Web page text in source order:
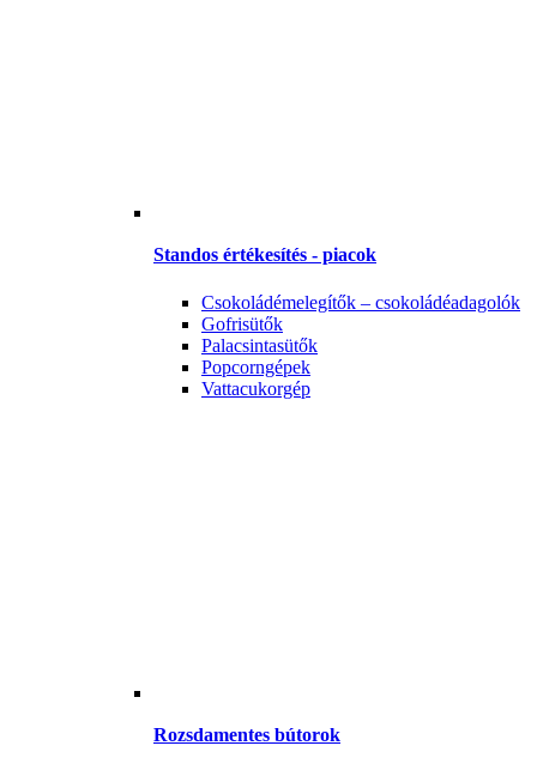
Standos értékesítés - piacok
Csokoládémelegítők – csokoládéadagolók
Gofrisütők
Palacsintasütők
Popcorngépek
Vattacukorgép
Rozsdamentes bútorok